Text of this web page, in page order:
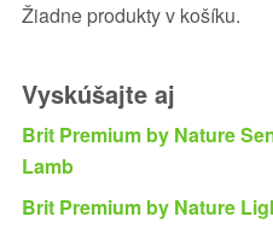
Žiadne produkty v košíku.
Vyskúšajte aj
Brit Premium by Nature
Lamb
Brit Premium by Nature